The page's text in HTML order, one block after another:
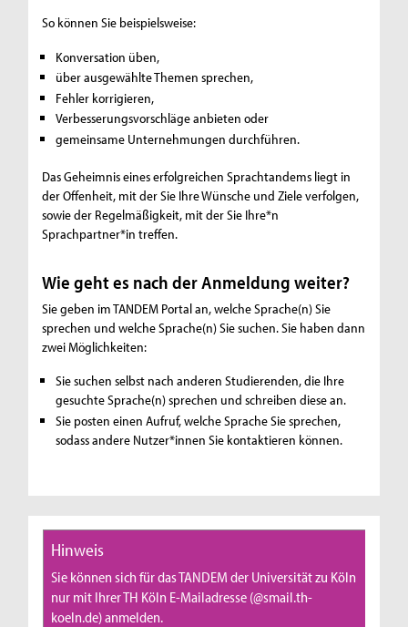
So können Sie beispielsweise:
Konversation üben,
über ausgewählte Themen sprechen,
Fehler korrigieren,
Verbesserungsvorschläge anbieten oder
gemeinsame Unternehmungen durchführen.
Das Geheimnis eines erfolgreichen Sprachtandems liegt in
der Offenheit, mit der Sie Ihre Wünsche und Ziele verfolgen,
sowie der Regelmäßigkeit, mit der Sie Ihre*n
Sprachpartner*in treffen.
Wie geht es nach der Anmeldung weiter?
Sie geben im TANDEM Portal an, welche Sprache(n) Sie
sprechen und welche Sprache(n) Sie suchen. Sie haben dann
zwei Möglichkeiten:
Sie suchen selbst nach anderen Studierenden, die Ihre
gesuchte Sprache(n) sprechen und schreiben diese an.
Sie posten einen Aufruf, welche Sprache Sie sprechen,
sodass andere Nutzer*innen Sie kontaktieren können.
Hinweis
Sie können sich für das TANDEM der Universität zu Köln
nur mit Ihrer TH Köln E-Mailadresse (@smail.th-
koeln.de) anmelden.